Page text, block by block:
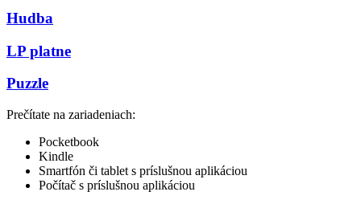
Hudba
LP platne
Puzzle
Prečítate na zariadeniach:
Pocketbook
Kindle
Smartfón či tablet s príslušnou aplikáciou
Počítač s príslušnou aplikáciou